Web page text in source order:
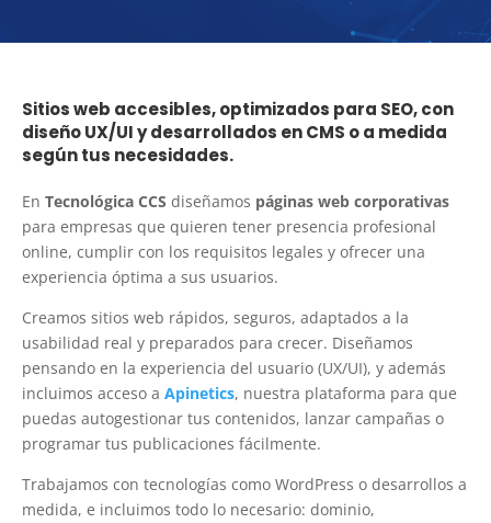
Sitios web accesibles, optimizados para SEO, con
diseño UX/UI y desarrollados en CMS o a medida
según tus necesidades.
En Tecnológica CCS diseñamos páginas web corporativas
para empresas que quieren tener presencia profesional
online, cumplir con los requisitos legales y ofrecer una
experiencia óptima a sus usuarios.
Creamos sitios web rápidos, seguros, adaptados a la
usabilidad real y preparados para crecer. Diseñamos
pensando en la experiencia del usuario (UX/UI), y además
incluimos acceso a Apinetics, nuestra plataforma para que
puedas autogestionar tus contenidos, lanzar campañas o
programar tus publicaciones fácilmente.
Trabajamos con tecnologías como WordPress o desarrollos a
medida, e incluimos todo lo necesario: dominio,